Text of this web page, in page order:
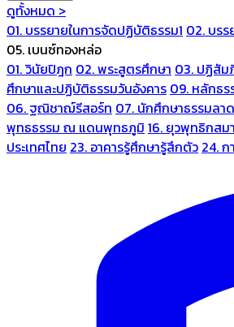
ดูทั้งหมด >
01. บรรยายในการจัดปฏิบัติธรรม1 02. บร
05. เบนซ์ทองหล่อ
01. วินัยปิฎก 02. พระสูตรศึกษา 03. ปฏิสัม
ศึกษาและปฏิบัติธรรมวันอังคาร 09. หลักธร
06. ฐณิชาฌ์รีสอร์ท 07. นักศึกษาธรรมลา
พุทธธรรม ณ แดนพุทธภูมิ 16. ยุวพุทธิกสม
ประเทศไทย 23. อาคารรู้ศึกษารู้สึกตัว 24.